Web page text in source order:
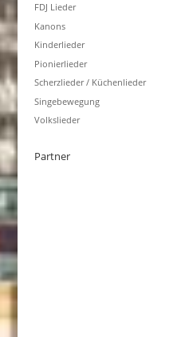
FDJ Lieder
Kanons
Kinderlieder
Pionierlieder
Scherzlieder / Küchenlieder
Singebewegung
Volkslieder
Partner